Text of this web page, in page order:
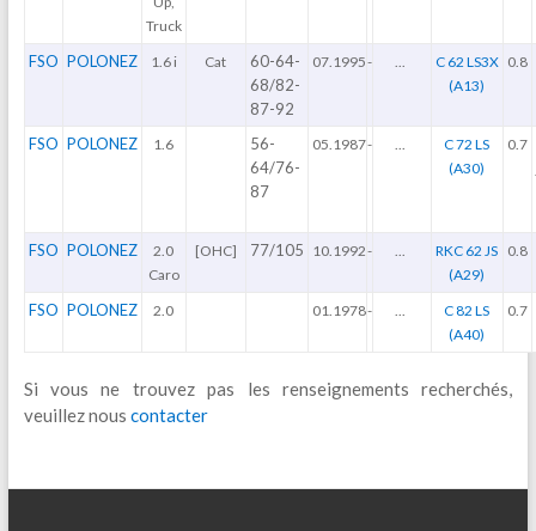
Truck
FSO POLONEZ 1.6 i Cat
60-64-
68/82-
87-92
07.1995-
C 62 LS3X
(A13)
0.8
FSO POLONEZ 1.6
56-
64/76-
87
05.1987-
C 72 LS
(A30)
0.7
FSO POLONEZ
2.0
Caro
[OHC] 77/105 10.1992-
RKC 62 JS
(A29)
0.8
FSO POLONEZ 2.0 01.1978-
C 82 LS
(A40)
0.7
Si vous ne trouvez pas les renseignements recherchés,
veuillez nous contacter